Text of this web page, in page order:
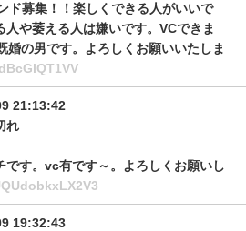
ド募集！！楽しくできる人がいいで
人や萎える人は嫌いです。VCできま
婚の男です。よろしくお願いいたしま
21:13:42
れ
です。vc有です～。よろしくお願いし
19:32:43